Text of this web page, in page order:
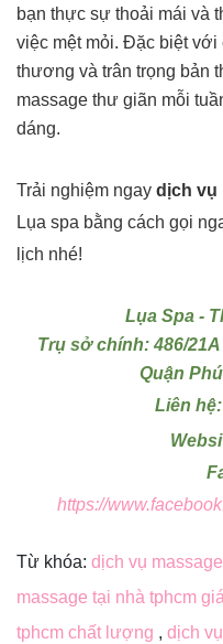
bạn thực sự thoải mái và
việc mệt mỏi. Đặc biệt với
thương và trân trọng bản
massage thư giãn mỗi
dáng.
Trải nghiệm ngay dịch vụ
Lụa spa bằng cách gọi
lịch nhé!
Lụa Spa -
Trụ sở chính: 486/
Quận
Liên hệ:
https://
Từ khóa: dịch vụ
massage tại nhà tphcm
tphcm chất lượng , dịch